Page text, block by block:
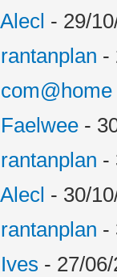
Alecl - 29/
rantanplan -
com@home
Faelwee -
rantanplan -
Alecl - 30/
rantanplan -
Ives - 27/